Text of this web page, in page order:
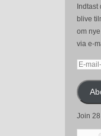
blive
om
via e-
E-
Join